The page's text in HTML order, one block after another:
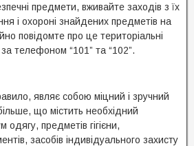
предмети, вживайте заходів з їх
і охороні знайдених предметів на
повідомте про це територіальні
телефоном “101” та “102”.
являє собою міцний і зручний
що містить необхідний
одягу, предметів гігієни,
засобів індивідуального захисту